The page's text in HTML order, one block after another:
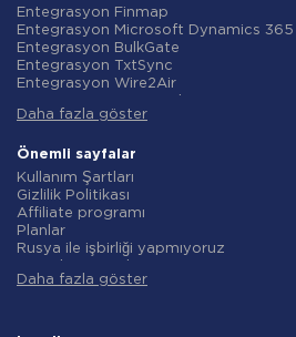
Entegrasyon Airtable
Entegrasyon Google Contacts
Entegrasyon OpenAI (ChatGPT)
Entegrasyon Instagram
Entegrasyon ActiveCampaign
Entegrasyon Typeform
Entegrasyon Salesforce CRM
Entegrasyon Notion
Entegrasyon AWeber
Entegrasyon Asana
Entegrasyon ZOHO CRM
Entegrasyon Webhooks
Entegrasyon GetResponse
Entegrasyon WooCommerce
Entegrasyon Finmap
Entegrasyon Microsoft Dynamics 365
Entegrasyon BulkGate
Entegrasyon TxtSync
Entegrasyon Wire2Air
Entegrasyon Infobip
Entegrasyon AtomPark
Entegrasyon TXTImpact
Entegrasyon Campaign Monitor
Entegrasyon CM.com
Entegrasyon D7 Networks
Entegrasyon SMS.to
Entegrasyon SMSGlobal
Entegrasyon Textlocal
Daha fazla göster
Önemli sayfalar
Kullanım Şartları
Gizlilik Politikası
Affiliate programı
Planlar
Rusya ile işbirliği yapmıyoruz
iade politikasi
Daha fazla göster